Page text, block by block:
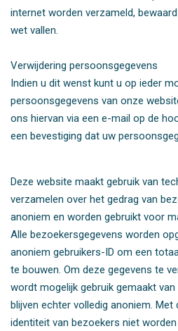
internet worden verzameld,
wet vallen.
Verwijdering persoonsgegevens
Indien u dit wenst kunt u op ieder
persoonsgegevens van onze
ons hiervan via een e-mail op de
een bevestiging dat uw
Deze website maakt gebruik van
verzamelen over het gedrag van
anoniem en worden gebruikt voor
Alle bezoekersgegevens worden
anoniem gebruikers-ID om een
te bouwen. Om deze gegevens te
wordt mogelijk gebruik gemaakt
blijven echter volledig anoniem. Met
identiteit van bezoekers niet